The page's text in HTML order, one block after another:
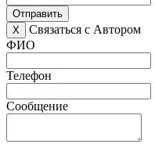
Отправить
X
Связаться с Автором
ФИО
Телефон
Сообщение